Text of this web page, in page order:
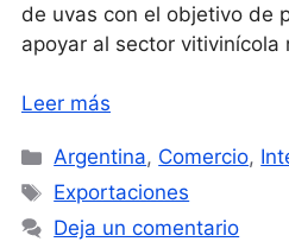
de uvas con el objetivo de
apoyar al sector vitivinícola
Leer más
Categorías
Argentina, Comercio,
Etiquetas
Exportaciones
Deja un comentario